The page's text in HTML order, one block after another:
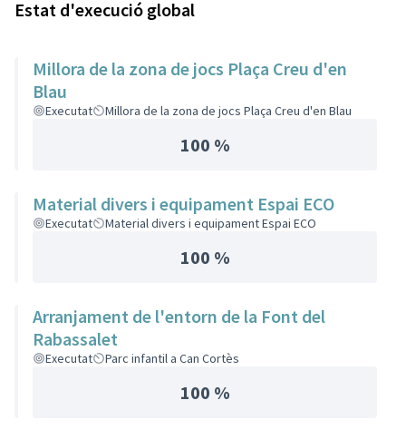
Estat d'execució global
Millora de la zona de jocs Plaça Creu d'en
Blau
Executat Millora de la zona de jocs Plaça Creu d'en Blau
100 %
Material divers i equipament Espai ECO
Executat Material divers i equipament Espai ECO
100 %
Arranjament de l'entorn de la Font del
Rabassalet
Executat Parc infantil a Can Cortès
100 %